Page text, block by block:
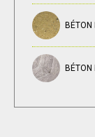
muret peut
l’environnement
Autre question
est-il la
étendu ? L’idéal
dimensionner
BÉTON
BÉTON